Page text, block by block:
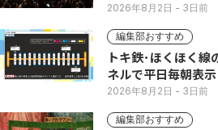
2026年8月2日 - 3日前
編集部おすすめ
トキ鉄･ほくほく線の運行案
ネルで平日毎朝表示
2026年8月2日 - 3日前
編集部おすすめ